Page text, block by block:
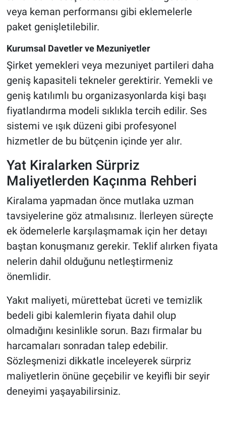
veya keman performansı gibi eklemelerle
paket genişletilebilir.
Kurumsal Davetler ve Mezuniyetler
Şirket yemekleri veya mezuniyet partileri daha
geniş kapasiteli tekneler gerektirir. Yemekli ve
geniş katılımlı bu organizasyonlarda kişi başı
fiyatlandırma modeli sıklıkla tercih edilir. Ses
sistemi ve ışık düzeni gibi profesyonel
hizmetler de bu bütçenin içinde yer alır.
Yat Kiralarken Sürpriz
Maliyetlerden Kaçınma Rehberi
Kiralama yapmadan önce mutlaka uzman
tavsiyelerine göz atmalısınız. İlerleyen süreçte
ek ödemelerle karşılaşmamak için her detayı
baştan konuşmanız gerekir. Teklif alırken fiyata
nelerin dahil olduğunu netleştirmeniz
önemlidir.
Yakıt maliyeti, mürettebat ücreti ve temizlik
bedeli gibi kalemlerin fiyata dahil olup
olmadığını kesinlikle sorun. Bazı firmalar bu
harcamaları sonradan talep edebilir.
Sözleşmenizi dikkatle inceleyerek sürpriz
maliyetlerin önüne geçebilir ve keyifli bir seyir
deneyimi yaşayabilirsiniz.